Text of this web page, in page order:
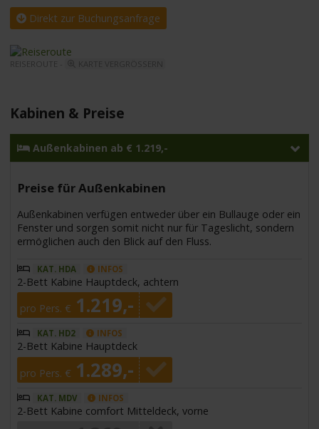
Direkt zur Buchungsanfrage
REISEROUTE -
Kabinen & Preise
Außenkabinen ab € 1.219,-
Preise für Außenkabinen
Außenkabinen verfügen entweder über ein Bullauge oder ein
Fenster und sorgen somit nicht nur für Tageslicht, sondern
ermöglichen auch den Blick auf den Fluss.
KAT. HDA INFOS
2-Bett Kabine Hauptdeck, achtern
pro Pers. € 1.219,-
KAT. HD2 INFOS
2-Bett Kabine Hauptdeck
pro Pers. € 1.289,-
KAT. MDV INFOS
2-Bett Kabine comfort Mitteldeck, vorne